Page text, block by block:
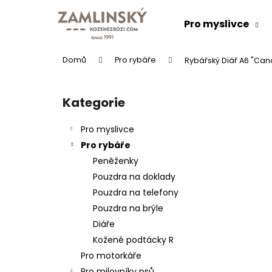
Pro myslivce
Domů Pro rybáře Rybářský Diář A6
Přeskočit
kategorie
Kategorie
Pro myslivce
Pro rybáře
Peněženky
Pouzdra na doklady
Pouzdra na telefony
Pouzdra na brýle
Diáře
Kožené podtácky R
Pro motorkáře
obchodu
obchodu
KOŽENÝ PÁSEK "LOVU ZDAR"
634 Kč